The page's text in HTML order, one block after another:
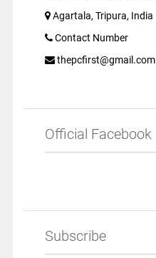
Agartala, Tripura, India
Contact Number
thepcfirst@gmail.com
Official Facebook
Subscribe